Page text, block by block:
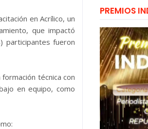
en Acrílico, un
que impactó
participantes fueron
técnica con
en equipo, como
PREMIOS